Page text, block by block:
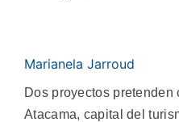
Marianela Jarroud
Dos proyectos
Atacama, capital del